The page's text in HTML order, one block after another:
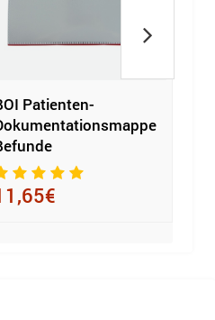
Patienten-